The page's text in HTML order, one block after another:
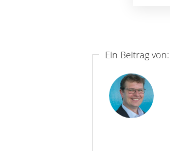
Ein Beitrag von: